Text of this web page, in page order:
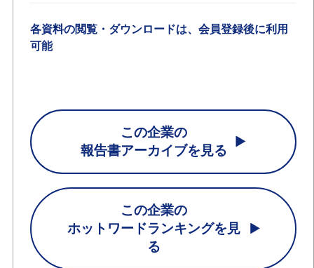
各資料の閲覧・ダウンロードは、会員登録後に利用
可能
この企業の
報告書アーカイブを見る
この企業の
ホットワードランキングを見
る